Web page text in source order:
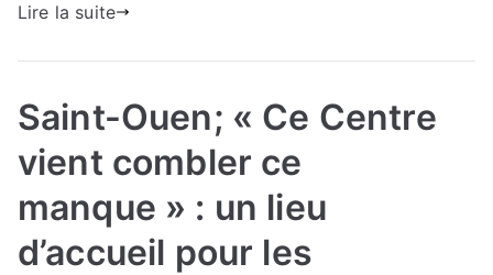
Lire la suite
Saint-Ouen; « Ce Centre
vient combler ce
manque » : un lieu
d’accueil pour les